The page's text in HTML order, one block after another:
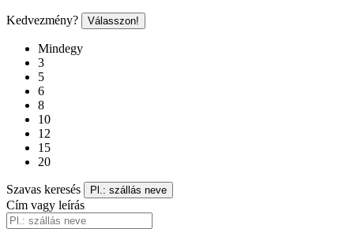
Kedvezmény? Válasszon!
Mindegy
3
5
6
8
10
12
15
20
Szavas keresés Pl.: szállás neve
Cím vagy leírás